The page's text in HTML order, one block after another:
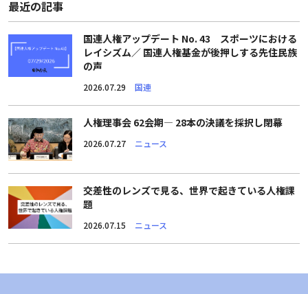
最近の記事
国連人権アップデート No. 43 スポーツにおける
レイシズム／ 国連人権基金が後押しする先住民族
の声
2026.07.29 国連
人権理事会 62会期― 28本の決議を採択し閉幕
2026.07.27 ニュース
交差性のレンズで見る、世界で起きている人権課
題
2026.07.15 ニュース